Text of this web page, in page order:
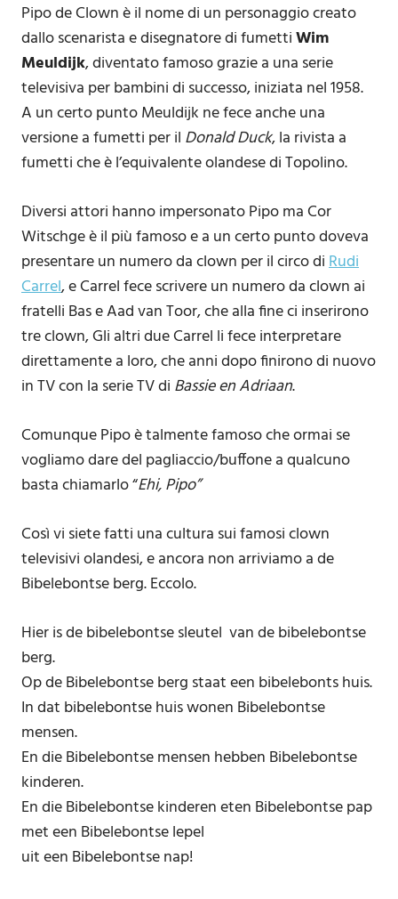
Pipo de Clown è il nome di un personaggio creato
dallo scenarista e disegnatore di fumettiWim
Meuldijk, diventato famoso grazie a una serie
televisiva per bambini di successo, iniziata nel 1958.
A un certo punto Meuldijk ne fece anche una
versione a fumetti per il Donald Duck, la rivista a
fumetti che è l’equivalente olandese di Topolino.
Diversi attori hanno impersonato Pipo ma Cor
Witschge è il più famoso e a un certo punto doveva
presentare un numero da clown per il circo diRudi
Carrel, e Carrel fece scrivere un numero da clown ai
fratelli Bas e Aad van Toor, che alla fine ci inserirono
tre clown, Gli altri due Carrel li fece interpretare
direttamente a loro, che anni dopo finirono di nuovo
in TV con la serie TV di Bassie en Adriaan.
Comunque Pipo è talmente famoso che ormai se
vogliamo dare del pagliaccio/buffone a qualcuno
basta chiamarlo “Ehi, Pipo”
Così vi siete fatti una cultura sui famosi clown
televisivi olandesi, e ancora non arriviamo a de
Bibelebontse berg. Eccolo.
Hier is de bibelebontse sleutel van de bibelebontse
berg.
Op de Bibelebontse berg staat een bibelebonts huis.
In dat bibelebontse huis wonen Bibelebontse
mensen.
En die Bibelebontse mensen hebben Bibelebontse
kinderen.
En die Bibelebontse kinderen eten Bibelebontse pap
met een Bibelebontse lepel
uit een Bibelebontse nap!